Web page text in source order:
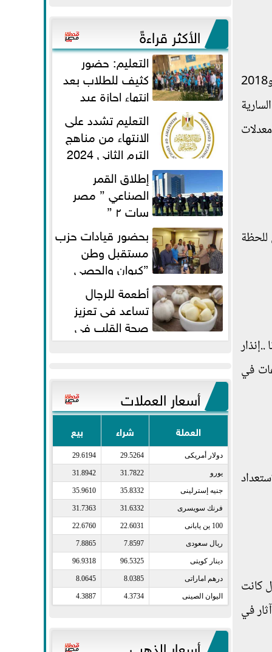
كما استعرض الرئيس جهود مصر لمجابهة فيروس كورونا، منوها بالمبادرات التي نفذتها مصر خلال الأعوام 2017 و2018
للحظة
في
والاستعداد
كانت
في
وعيسي” أمانه كفر...
الأكثر قراءةً
التعليم: حضور
كثيف للطلاب بعد
انتهاء إجازة عيد
الفطر لاستكمال المناهجالتعليم تشدد على
الانتهاء من مناهج
الترم الثاني 2024
قبل الامتحانات إطلاق القمر
الصناعي ” مصر
سات ٢ ”
بحضور قيادات حزب
مستقبل وطن
”كيوان والحصي
والتمامي وابوحجازي وعيسي” أمانه
كفر...
أطعمة للرجال
تساعد فى تعزيز
صحة القلب فى
سن الأربعين
أسعار العملات
العملة شراء بيع
دولار أمريكى​ 29.5264
29.6194
يورو​ 31.7822
31.8942
جنيه إسترلينى​ 35.8332
35.9610
فرنك سويسرى​ 31.6332
31.7363
100 ين يابانى​ 22.6031
22.6760
ريال سعودى​ 7.8597
7.8865
دينار كويتى​ 96.5325
96.9318
درهم اماراتى​ 8.0385
8.0645
اليوان الصينى​ 4.3734
4.3887
أسعار الذهب